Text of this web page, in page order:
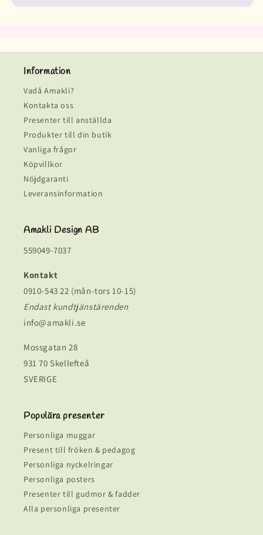
Information
Vadå Amakli?
Kontakta oss
Presenter till anställda
Produkter till din butik
Vanliga frågor
Köpvillkor
Nöjdgaranti
Leveransinformation
Amakli Design AB
559049-7037
Kontakt
0910-543 22 (mån-tors 10-15)
Endast kundtjänstärenden
info@amakli.se
Mossgatan 28
931 70 Skellefteå
SVERIGE
Populära presenter
Personliga muggar
Present till fröken & pedagog
Personliga nyckelringar
Personliga posters
Presenter till gudmor & fadder
Alla personliga presenter